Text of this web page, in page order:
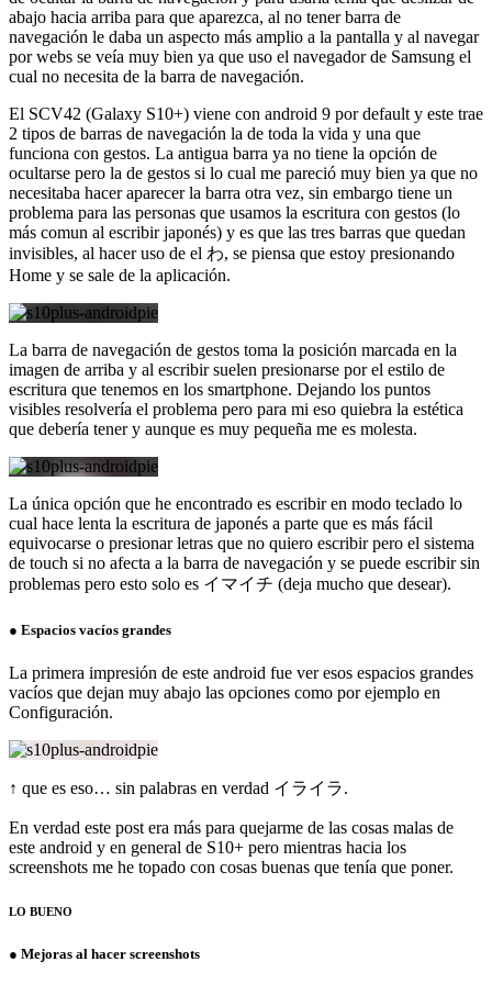
abajo hacia arriba para que aparezca, al no tener barra de
navegación le daba un aspecto más amplio a la pantalla y al navegar
por webs se veía muy bien ya que uso el navegador de Samsung el
cual no necesita de la barra de navegación.
El SCV42 (Galaxy S10+) viene con android 9 por default y este trae
2 tipos de barras de navegación la de toda la vida y una que
funciona con gestos. La antigua barra ya no tiene la opción de
ocultarse pero la de gestos si lo cual me pareció muy bien ya que no
necesitaba hacer aparecer la barra otra vez, sin embargo tiene un
problema para las personas que usamos la escritura con gestos (lo
más comun al escribir japonés) y es que las tres barras que quedan
invisibles, al hacer uso de el わ, se piensa que estoy presionando
Home y se sale de la aplicación.
La barra de navegación de gestos toma la posición marcada en la
imagen de arriba y al escribir suelen presionarse por el estilo de
escritura que tenemos en los smartphone. Dejando los puntos
visibles resolvería el problema pero para mi eso quiebra la estética
que debería tener y aunque es muy pequeña me es molesta.
La única opción que he encontrado es escribir en modo teclado lo
cual hace lenta la escritura de japonés a parte que es más fácil
equivocarse o presionar letras que no quiero escribir pero el sistema
de touch si no afecta a la barra de navegación y se puede escribir sin
problemas pero esto solo es イマイチ (deja mucho que desear).
● Espacios vacíos grandes
La primera impresión de este android fue ver esos espacios grandes
vacíos que dejan muy abajo las opciones como por ejemplo en
Configuración.
↑ que es eso… sin palabras en verdad イライラ.
En verdad este post era más para quejarme de las cosas malas de
este android y en general de S10+ pero mientras hacia los
screenshots me he topado con cosas buenas que tenía que poner.
LO BUENO
● Mejoras al hacer screenshots